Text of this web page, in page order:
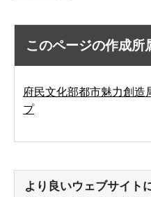
このページの作成所
府民文化部都市魅力創造
プ
より良いウェブサイト